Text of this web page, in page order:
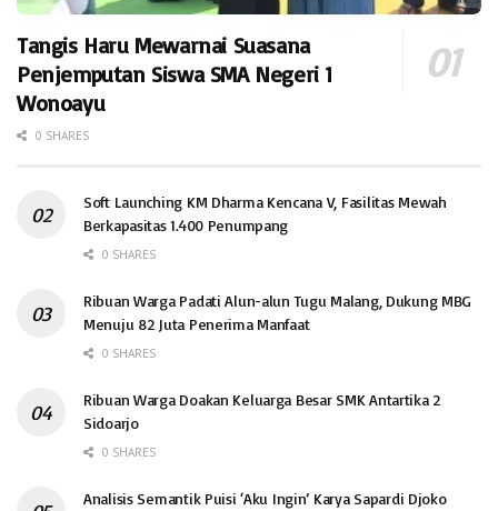
Tangis Haru Mewarnai Suasana
Penjemputan Siswa SMA Negeri 1
Wonoayu
0 SHARES
Soft Launching KM Dharma Kencana V, Fasilitas Mewah
Berkapasitas 1.400 Penumpang
0 SHARES
Ribuan Warga Padati Alun-alun Tugu Malang, Dukung MBG
Menuju 82 Juta Penerima Manfaat
0 SHARES
Ribuan Warga Doakan Keluarga Besar SMK Antartika 2
Sidoarjo
0 SHARES
Analisis Semantik Puisi ‘Aku Ingin’ Karya Sapardi Djoko